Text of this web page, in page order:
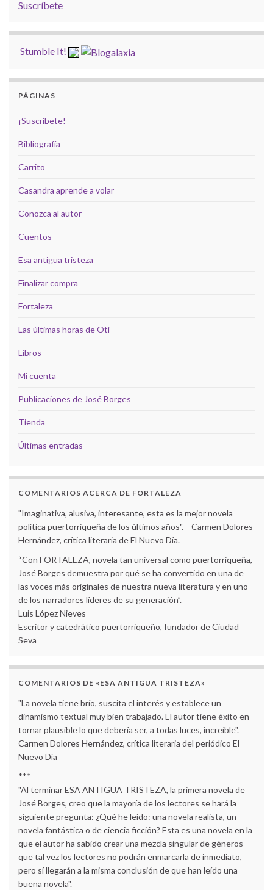
Suscríbete
Stumble It!
PÁGINAS
¡Suscríbete!
Bibliografía
Carrito
Casandra aprende a volar
Conozca al autor
Cuentos
Esa antigua tristeza
Finalizar compra
Fortaleza
Las últimas horas de Otí
Libros
Mi cuenta
Publicaciones de José Borges
Tienda
Últimas entradas
COMENTARIOS ACERCA DE FORTALEZA
"Imaginativa, alusiva, interesante, esta es la mejor novela
política puertorriqueña de los últimos años". --Carmen Dolores
Hernández, crítica literaria de El Nuevo Día.
“Con FORTALEZA, novela tan universal como puertorriqueña,
José Borges demuestra por qué se ha convertido en una de
las voces más originales de nuestra nueva literatura y en uno
de los narradores líderes de su generación”.
Luis López Nieves
Escritor y catedrático puertorriqueño, fundador de Ciudad
Seva
COMENTARIOS DE «ESA ANTIGUA TRISTEZA»
"La novela tiene brío, suscita el interés y establece un
dinamismo textual muy bien trabajado. El autor tiene éxito en
tornar plausible lo que debería ser, a todas luces, increíble".
Carmen Dolores Hernández, crítica literaria del periódico El
Nuevo Día
***
"Al terminar ESA ANTIGUA TRISTEZA, la primera novela de
José Borges, creo que la mayoría de los lectores se hará la
siguiente pregunta: ¿Qué he leído: una novela realista, un
novela fantástica o de ciencia ficción? Esta es una novela en la
que el autor ha sabido crear una mezcla singular de géneros
que tal vez los lectores no podrán enmarcarla de inmediato,
pero sí llegarán a la misma conclusión de que han leído una
buena novela".